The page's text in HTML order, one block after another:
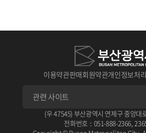
이용약관판매회원약관개인정보처
(우 47545) 부산광역시 연제구 중앙대
전화번호 : 051-888-2366